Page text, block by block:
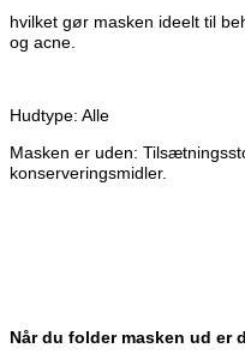
hvilket gør masken ideelt til
og acne.
Hudtype: Alle
Masken er uden:
konserveringsmidler.
Når du folder masken ud er